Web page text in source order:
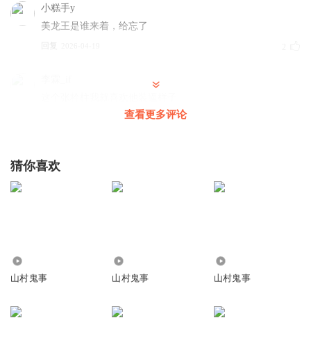
小糕手y
美龙王是谁来着，给忘了
回复
加油 永远支持你
快点更新快点更新
查看更多评论
猜你喜欢
山村鬼事 山村鬼事 山村鬼事